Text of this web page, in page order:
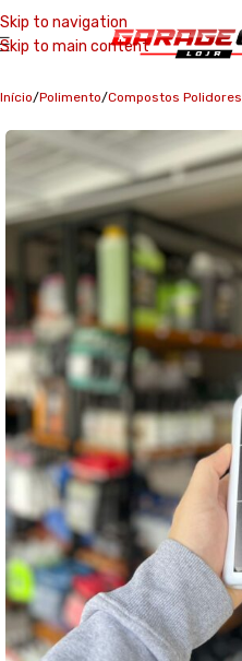
Skip to navigation
Skip to main content
Início Polimento Compostos Polidores